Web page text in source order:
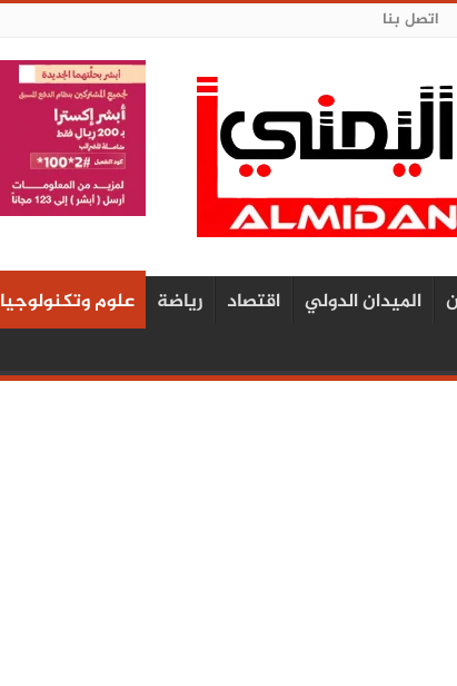
اتصل بنا
الميدان الدولي اقتصاد رياضة علوم وتكنولوجيا